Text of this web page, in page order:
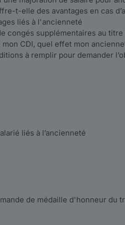
t-elle des avantages en cas
liés à l'ancienneté
congés supplémentaires au titre
mon CDI, quel effet mon
à remplir pour demander
liés à l’ancienneté
de médaille d'honneur du